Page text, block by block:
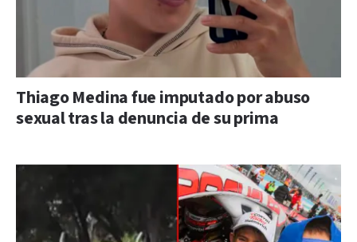
Thiago Medina fue imputado por abuso
sexual tras la denuncia de su prima